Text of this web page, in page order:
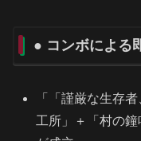
● コンボによる
「「謹厳な生存
工所」＋「村の